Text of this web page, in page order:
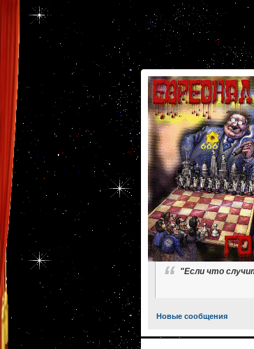
[phpBB Debug] PHP Warning : in file [ROOT]/phpbb/db/driver/mysqli.php
[phpBB Debug] PHP Warning
[ROOT]/phpbb/db/driver/mysqli.php
[phpBB Debug] PHP Warning
: in file [ROOT]/phpbb/db/driver/mysqli.php
[phpBB Debug] PHP Warning
: in file [ROOT]/phpbb/db/driver/mysqli.php on
[phpBB Debug] PHP Warning
[ROOT]/phpbb/db/driver/mysqli.php on
[phpBB Debug] PHP Warning
[ROOT]/phpbb/db/driver/mysqli.php on
[phpBB Debug] PHP Warning
: in file [ROOT]/phpbb/db/driver/mysqli.php on
[phpBB Debug] PHP Warning
: in file [ROOT]/phpbb/db/driver/mysqli.php on
"Если что
Новые сообщения